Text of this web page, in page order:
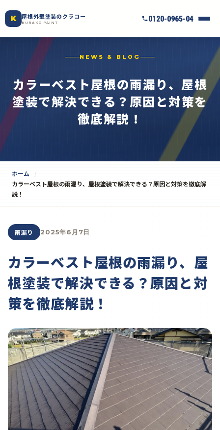
K 屋根外壁塗装のクラコー
KURAKO PAINT 0120-0965-04
NEWS & BLOG
カラーベスト屋根の雨漏り、屋根
塗装で解決できる？原因と対策を
徹底解説！
ホーム
カラーベスト屋根の雨漏り、屋根塗装で解決できる？原因と対策を徹底解
説！
雨漏り 2025年6月7日
カラーベスト屋根の雨漏り、屋
根塗装で解決できる？原因と対
策を徹底解説！